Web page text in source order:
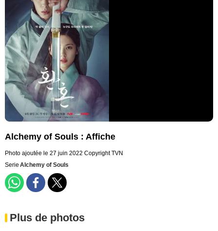
Alchemy of Souls : Affiche
Photo ajoutée le 27 juin 2022 Copyright TVN
Serie Alchemy of Souls
Plus de photos